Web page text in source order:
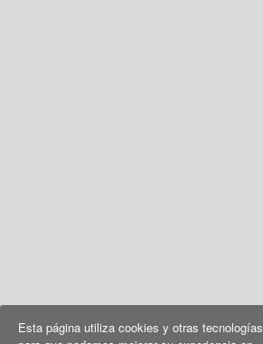
Esta página utiliza cookies y otras tecnologías